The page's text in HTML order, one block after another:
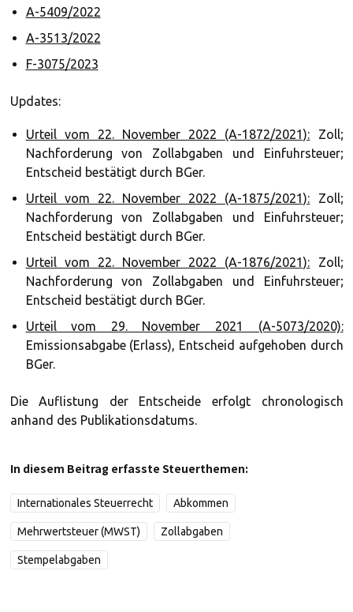
A-5409/2022
A-3513/2022
F-3075/2023
Updates:
Urteil vom 22. November 2022 (A-1872/2021): Zoll;
Nachforderung von Zollabgaben und Einfuhrsteuer;
Entscheid bestätigt durch BGer.
Urteil vom 22. November 2022 (A-1875/2021): Zoll;
Nachforderung von Zollabgaben und Einfuhrsteuer;
Entscheid bestätigt durch BGer.
Urteil vom 22. November 2022 (A-1876/2021): Zoll;
Nachforderung von Zollabgaben und Einfuhrsteuer;
Entscheid bestätigt durch BGer.
Urteil vom 29. November 2021 (A-5073/2020):
Emissionsabgabe (Erlass), Entscheid aufgehoben durch
BGer.
Die Auflistung der Entscheide erfolgt chronologisch
anhand des Publikationsdatums.
In diesem Beitrag erfasste Steuerthemen:
Internationales Steuerrecht Abkommen
Mehrwertsteuer (MWST) Zollabgaben
Stempelabgaben